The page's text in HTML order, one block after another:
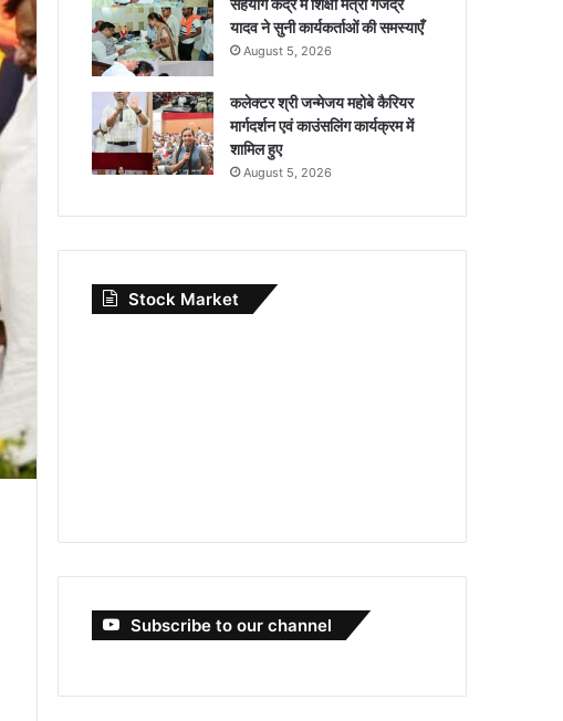
सहयोग केंद्र में शिक्षा मंत्री गजेंद्र
यादव ने सुनी कार्यकर्ताओं की समस्याएँ
August 5, 2026
कलेक्टर श्री जन्मेजय महोबे कैरियर
मार्गदर्शन एवं काउंसलिंग कार्यक्रम में
शामिल हुए
August 5, 2026
Stock Market
Subscribe to our channel